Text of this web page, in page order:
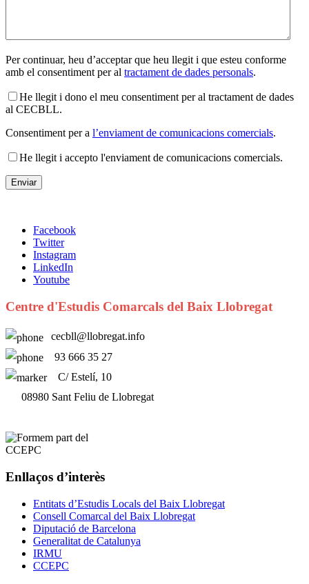
Per continuar, heu d’acceptar que heu llegit i que esteu conforme
amb el consentiment per al tractament de dades personals.
He llegit i dono el meu consentiment per al tractament de dades
al CECBLL.
Consentiment per a l’enviament de comunicacions comercials.
He llegit i accepto l'enviament de comunicacions comercials.
Facebook
Twitter
Instagram
LinkedIn
Youtube
Centre d'Estudis Comarcals del Baix Llobregat
cecbll@llobregat.info
93 666 35 27
C/ Estelí, 10
08980 Sant Feliu de Llobregat
Enllaços d’interès
Entitats d’Estudis Locals del Baix Llobregat
Consell Comarcal del Baix Llobregat
Diputació de Barcelona
Generalitat de Catalunya
IRMU
CCEPC